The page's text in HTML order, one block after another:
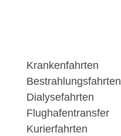
Krankenfahrten
Bestrahlungsfahrten
Dialysefahrten
Flughafentransfer
Kurierfahrten